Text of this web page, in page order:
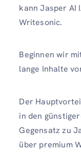
kann Jasper AI
Writesonic.
Beginnen wir
lange Inhalte
Der
in den
Gegensatz zu
über premium